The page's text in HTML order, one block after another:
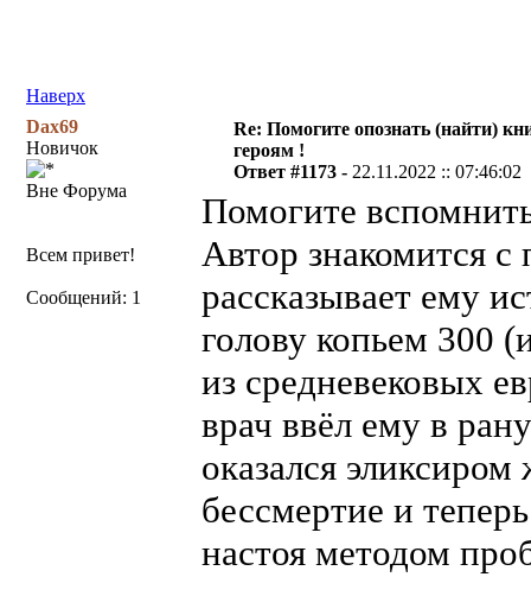
Наверх
Dax69
Новичок
Вне Форума
Всем привет!
Сообщений: 1
Re: Помогите опознать (найти)
героям !
Ответ #1173 - 22.11.2022 :: 07:46:02
Помогите
Автор знакомится
рассказывает ему
голову копьем 300
из средневековых
врач ввёл ему в
оказался
бессмертие и
настоя методом